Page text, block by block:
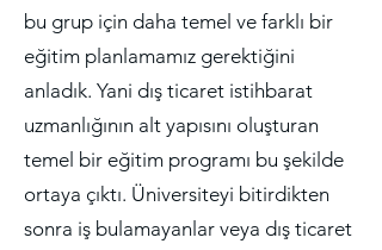
bu grup için daha temel ve farklı bir
eğitim planlamamız gerektiğini
anladık. Yani dış ticaret istihbarat
uzmanlığının alt yapısını oluşturan
temel bir eğitim programı bu şekilde
ortaya çıktı. Üniversiteyi bitirdikten
sonra iş bulamayanlar veya dış ticaret